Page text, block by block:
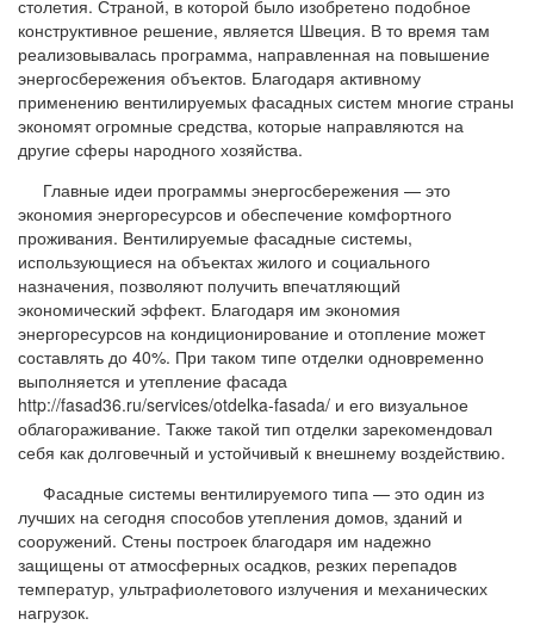
столетия. Страной, в которой было изобретено подобное
конструктивное решение, является Швеция. В то время там
реализовывалась программа, направленная на повышение
энергосбережения объектов. Благодаря активному
применению вентилируемых фасадных систем многие страны
экономят огромные средства, которые направляются на
другие сферы народного хозяйства.
Главные идеи программы энергосбережения — это
экономия энергоресурсов и обеспечение комфортного
проживания. Вентилируемые фасадные системы,
использующиеся на объектах жилого и социального
назначения, позволяют получить впечатляющий
экономический эффект. Благодаря им экономия
энергоресурсов на кондиционирование и отопление может
составлять до 40%. При таком типе отделки одновременно
выполняется и утепление фасада
http://fasad36.ru/services/otdelka-fasada/ и его визуальное
облагораживание. Также такой тип отделки зарекомендовал
себя как долговечный и устойчивый к внешнему воздействию.
Фасадные системы вентилируемого типа — это один из
лучших на сегодня способов утепления домов, зданий и
сооружений. Стены построек благодаря им надежно
защищены от атмосферных осадков, резких перепадов
температур, ультрафиолетового излучения и механических
нагрузок.